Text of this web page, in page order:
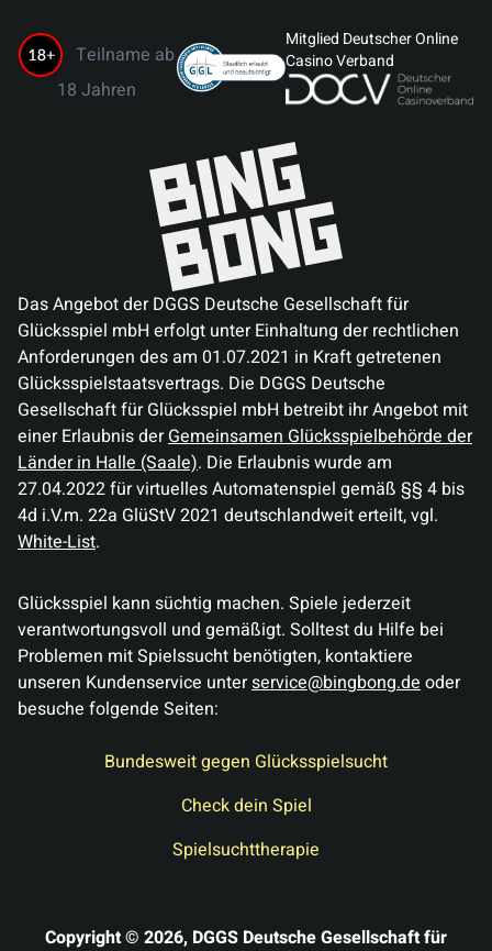
Teilname ab
18 Jahren
Mitglied Deutscher Online
Casino Verband
Das Angebot der DGGS Deutsche Gesellschaft für
Glücksspiel mbH erfolgt unter Einhaltung der rechtlichen
Anforderungen des am 01.07.2021 in Kraft getretenen
Glücksspielstaatsvertrags. Die DGGS Deutsche
Gesellschaft für Glücksspiel mbH betreibt ihr Angebot mit
einer Erlaubnis der Gemeinsamen Glücksspielbehörde der
Länder in Halle (Saale). Die Erlaubnis wurde am
27.04.2022 für virtuelles Automatenspiel gemäß §§ 4 bis
4d i.V.m. 22a GlüStV 2021 deutschlandweit erteilt, vgl.
White-List.
Glücksspiel kann süchtig machen. Spiele jederzeit
verantwortungsvoll und gemäßigt. Solltest du Hilfe bei
Problemen mit Spielssucht benötigten, kontaktiere
unseren Kundenservice unterservice@bingbong.de oder
besuche folgende Seiten:
Bundesweit gegen Glücksspielsucht
Check dein Spiel
Spielsuchttherapie
Copyright © 2026, DGGS Deutsche Gesellschaft für